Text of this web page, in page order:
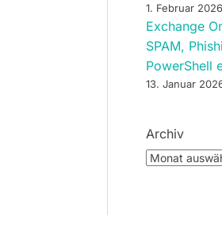
1. Februar 2026
Exchange
SPAM,
PowerShell
13. Januar
Archiv